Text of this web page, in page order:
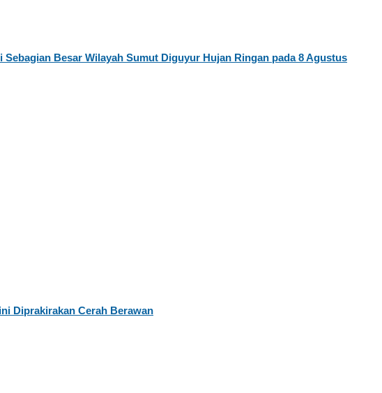
Sebagian Besar Wilayah Sumut Diguyur Hujan Ringan pada 8 Agustus
Diprakirakan Cerah Berawan